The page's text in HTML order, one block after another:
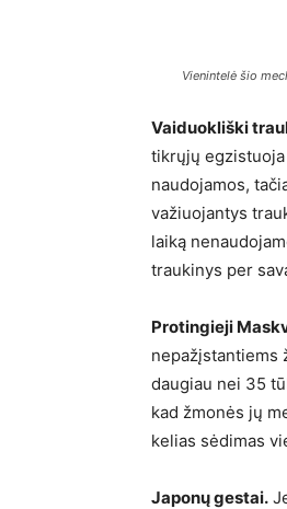
Vienintelė šio
Vaiduokliški
tikrųjų
naudojamos,
važiuojantys
laiką
traukinys per
Protingieji
nepažįstantiems
daugiau nei 35
kad žmonės jų
kelias sėdimas
Japonų gestai.